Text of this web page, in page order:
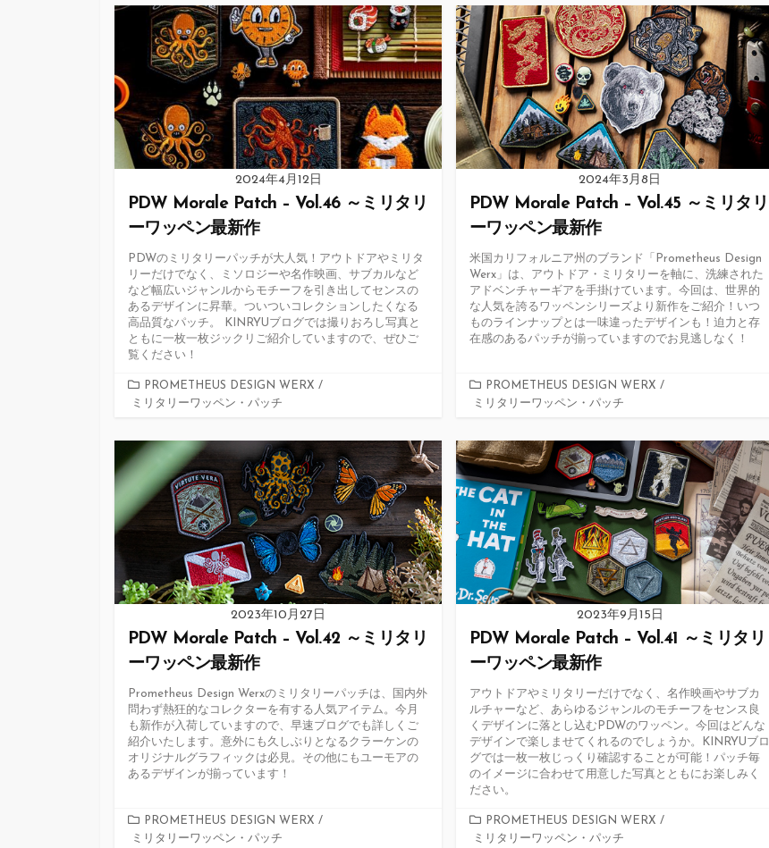
リ
ー
リ
ー
2024年4月12日
PDW Morale Patch – Vol.46 ～ミリタリ
ーワッペン最新作
PDWのミリタリーパッチが大人気！アウトドアやミリタ
リーだけでなく、ミソロジーや名作映画、サブカルなど
など幅広いジャンルからモチーフを引き出してセンスの
あるデザインに昇華。ついついコレクションしたくなる
高品質なパッチ。 KINRYUブログでは撮りおろし写真と
ともに一枚一枚ジックリご紹介していますので、ぜひご
覧ください！
カ
テ
リ
ー
PROMETHEUS DESIGN WERX /
ミリタリーワッペン・パッチ
2024年3月8日
PDW Morale Patch – Vol.45 ～ミリタリ
ーワッペン最新作
米国カリフォルニア州のブランド「Prometheus Design
Werx」は、アウトドア・ミリタリーを軸に、洗練された
アドベンチャーギアを手掛けています。今回は、世界的
な人気を誇るワッペンシリーズより新作をご紹介！いつ
ものラインナップとは一味違ったデザインも！迫力と存
在感のあるパッチが揃っていますのでお見逃しなく！
カ
テ
リ
ー
PROMETHEUS DESIGN WERX /
ミリタリーワッペン・パッチ
2023年10月27日
PDW Morale Patch – Vol.42 ～ミリタリ
ーワッペン最新作
Prometheus Design Werxのミリタリーパッチは、国内外
問わず熱狂的なコレクターを有する人気アイテム。今月
も新作が入荷していますので、早速ブログでも詳しくご
紹介いたします。意外にも久しぶりとなるクラーケンの
オリジナルグラフィックは必見。その他にもユーモアの
あるデザインが揃っています！
カ
テ
PROMETHEUS DESIGN WERX /
ミリタリーワッペン・パッチ
2023年9月15日
PDW Morale Patch – Vol.41 ～ミリタリ
ーワッペン最新作
アウトドアやミリタリーだけでなく、名作映画やサブカ
ルチャーなど、あらゆるジャンルのモチーフをセンス良
くデザインに落とし込むPDWのワッペン。今回はどんな
デザインで楽しませてくれるのでしょうか。KINRYUブロ
グでは一枚一枚じっくり確認することが可能！パッチ毎
のイメージに合わせて用意した写真とともにお楽しみく
ださい。
カ
テ
PROMETHEUS DESIGN WERX /
ミリタリーワッペン・パッチ